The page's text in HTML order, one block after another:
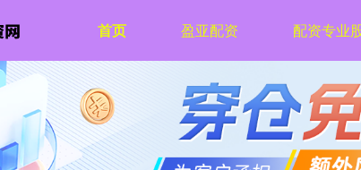
首页 盈亚配资 配资专业